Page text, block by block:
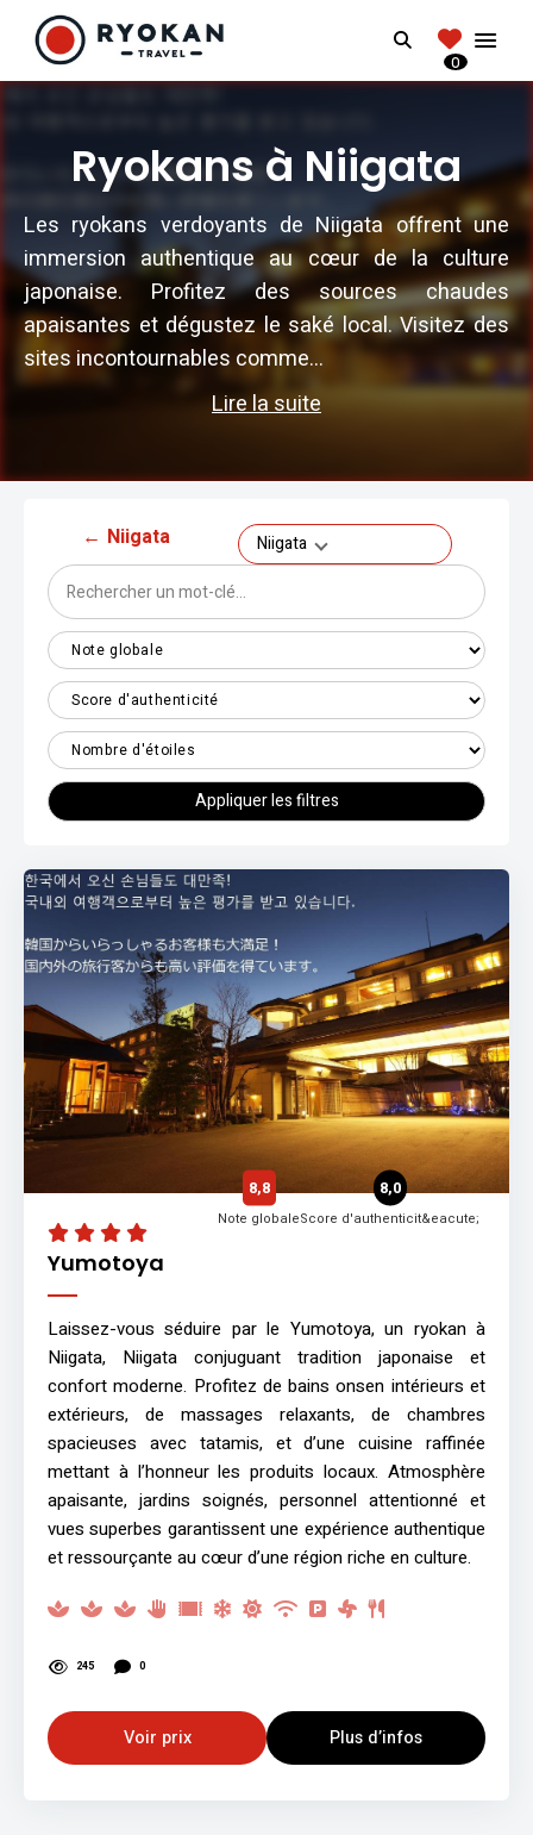
RYOKANTRAVEL
Vivez l'expérience authentique d'un Ryokan
Search
0
Ryokans à Niigata
Les ryokans verdoyants de Niigata offrent une
immersion authentique au cœur de la culture
japonaise. Profitez des sources chaudes
apaisantes et dégustez le saké local. Visitez des
sites incontournables comme...
Lire la suite
← Niigata Niigata
Appliquer les filtres
Yumotoya
8,8
Note globale
8,0
Score d'authenticit&eacute;
Laissez-vous séduire par le Yumotoya, un ryokan à
Niigata, Niigata conjuguant tradition japonaise et
confort moderne. Profitez de bains onsen intérieurs et
extérieurs, de massages relaxants, de chambres
spacieuses avec tatamis, et d’une cuisine raffinée
mettant à l’honneur les produits locaux. Atmosphère
apaisante, jardins soignés, personnel attentionné et
vues superbes garantissent une expérience authentique
et ressourçante au cœur d’une région riche en culture.
245 0
Voir prix Plus d’infos